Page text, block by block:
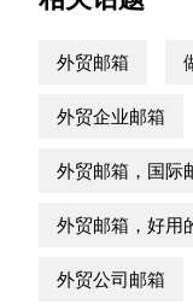
外贸邮箱
外贸企业邮箱
外贸邮箱，国际
外贸邮箱，好用
外贸公司邮箱